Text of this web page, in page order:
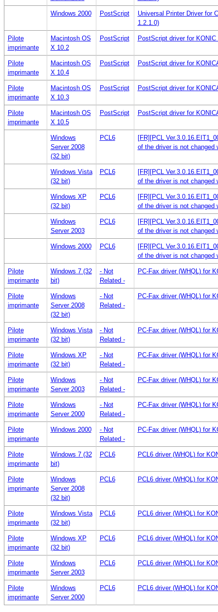
Windows 2000 PostScript
Universal Printer Driver for
1.2.1.0)
Pilote
imprimante
Macintosh OS
X 10.2
PostScript PostScript driver for KONIC
Pilote
imprimante
Macintosh OS
X 10.4
PostScript PostScript driver for
Pilote
imprimante
Macintosh OS
X 10.3
PostScript PostScript driver for
Pilote
imprimante
Macintosh OS
X 10.5
PostScript PostScript driver for
Windows
Server 2008
(32 bit)
PCL6
[FR][PCL
of the driver is not changed
Windows Vista
(32 bit)
PCL6
[FR][PCL
of the driver is not changed
Windows XP
(32 bit)
PCL6
[FR][PCL
of the driver is not changed
Windows
Server 2003
PCL6
[FR][PCL
of the driver is not changed
Windows 2000 PCL6
[FR][PCL
of the driver is not changed
Pilote
imprimante
Windows 7 (32
bit)
- Not
Related -
PC-Fax driver (WHQL) for
Pilote
imprimante
Windows
Server 2008
(32 bit)
- Not
Related -
PC-Fax driver (WHQL) for
Pilote
imprimante
Windows Vista
(32 bit)
- Not
Related -
PC-Fax driver (WHQL) for
Pilote
imprimante
Windows XP
(32 bit)
- Not
Related -
PC-Fax driver (WHQL) for
Pilote
imprimante
Windows
Server 2003
- Not
Related -
PC-Fax driver (WHQL) for
Pilote
imprimante
Windows
Server 2000
- Not
Related -
PC-Fax driver (WHQL) for
Pilote
imprimante
Windows 2000
- Not
Related -
PC-Fax driver (WHQL) for
Pilote
imprimante
Windows 7 (32
bit)
PCL6 PCL6 driver (WHQL) for
Pilote
imprimante
Windows
Server 2008
(32 bit)
PCL6 PCL6 driver (WHQL) for
Pilote
imprimante
Windows Vista
(32 bit)
PCL6 PCL6 driver (WHQL) for
Pilote
imprimante
Windows XP
(32 bit)
PCL6 PCL6 driver (WHQL) for
Pilote
imprimante
Windows
Server 2003
PCL6 PCL6 driver (WHQL) for
Pilote
imprimante
Windows
Server 2000
PCL6 PCL6 driver (WHQL) for